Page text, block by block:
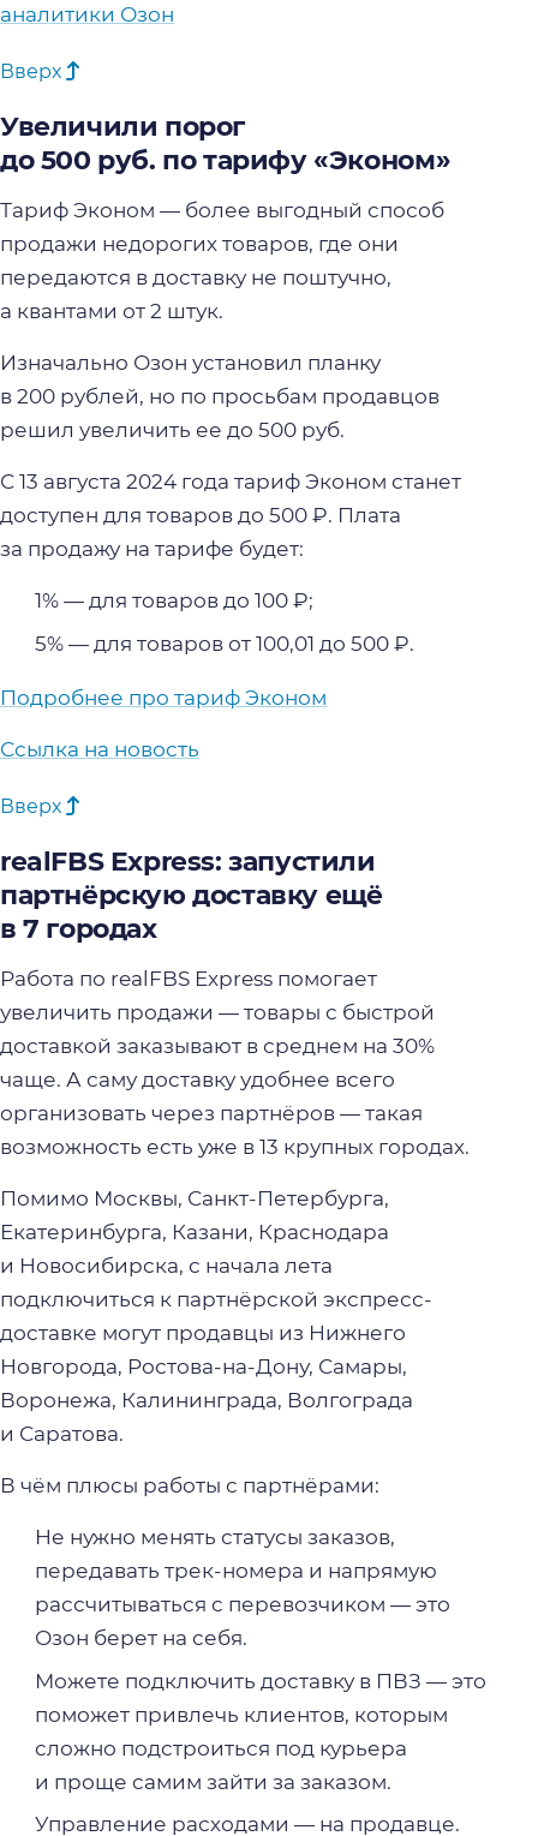
аналитики Озон
Вверх
Увеличили порог
до 500 руб. по тарифу «Эконом»
Тариф Эконом — более выгодный способ
продажи недорогих товаров, где они
передаются в доставку не поштучно,
а квантами от 2 штук.
Изначально Озон установил планку
в 200 рублей, но по просьбам продавцов
решил увеличить ее до 500 руб.
С 13 августа 2024 года тариф Эконом станет
доступен для товаров до 500 ₽. Плата
за продажу на тарифе будет:
1% — для товаров до 100 ₽;
5% — для товаров от 100,01 до 500 ₽.
Подробнее про тариф Эконом
Ссылка на новость
Вверх
realFBS Express: запустили
партнёрскую доставку ещё
в 7 городах
Работа по realFBS Express помогает
увеличить продажи — товары с быстрой
доставкой заказывают в среднем на 30%
чаще. А саму доставку удобнее всего
организовать через партнёров — такая
возможность есть уже в 13 крупных городах.
Помимо Москвы, Санкт-Петербурга,
Екатеринбурга, Казани, Краснодара
и Новосибирска, с начала лета
подключиться к партнёрской экспресс-
доставке могут продавцы из Нижнего
Новгорода, Ростова-на-Дону, Самары,
Воронежа, Калининграда, Волгограда
и Саратова.
В чём плюсы работы с партнёрами:
Не нужно менять статусы заказов,
передавать трек-номера и напрямую
рассчитываться с перевозчиком — это
Озон берет на себя.
Можете подключить доставку в ПВЗ — это
поможет привлечь клиентов, которым
сложно подстроиться под курьера
и проще самим зайти за заказом.
Управление расходами — на продавце.